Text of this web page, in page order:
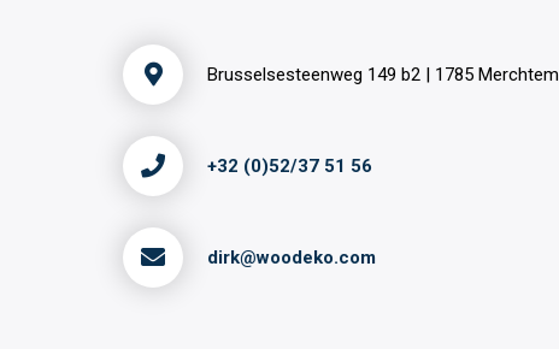
Brusselsesteenweg 149 b2 | 1785 Merchtem
+32 (0)52/37 51 56
dirk@woodeko.com